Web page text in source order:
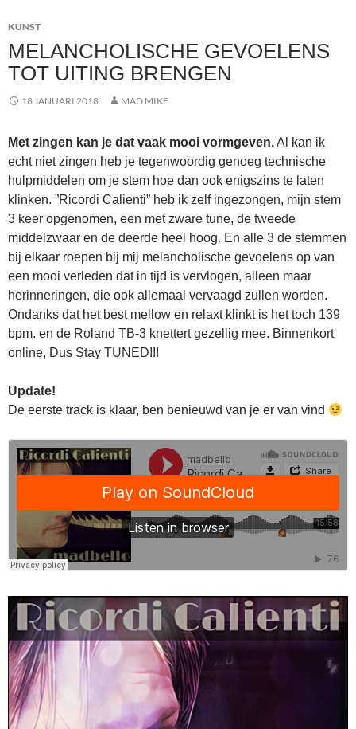
KUNST
MELANCHOLISCHE GEVOELENS
TOT UITING BRENGEN
18 JANUARI 2018 MAD MIKE
Met zingen kan je dat vaak mooi vormgeven.Al kan ik
echt niet zingen heb je tegenwoordig genoeg technische
hulpmiddelen om je stem hoe dan ook enigszins te laten
klinken. ”Ricordi Calienti” heb ik zelf ingezongen, mijn stem
3 keer opgenomen, een met zware tune, de tweede
middelzwaar en de deerde heel hoog. En alle 3 de stemmen
bij elkaar roepen bij mij melancholische gevoelens op van
een mooi verleden dat in tijd is vervlogen, alleen maar
herinneringen, die ook allemaal vervaagd zullen worden.
Ondanks dat het best mellow en relaxt klinkt is het toch 139
bpm. en de Roland TB-3 knettert gezellig mee. Binnenkort
online, Dus Stay TUNED!!!
Update!
De eerste track is klaar, ben benieuwd van je er van vind